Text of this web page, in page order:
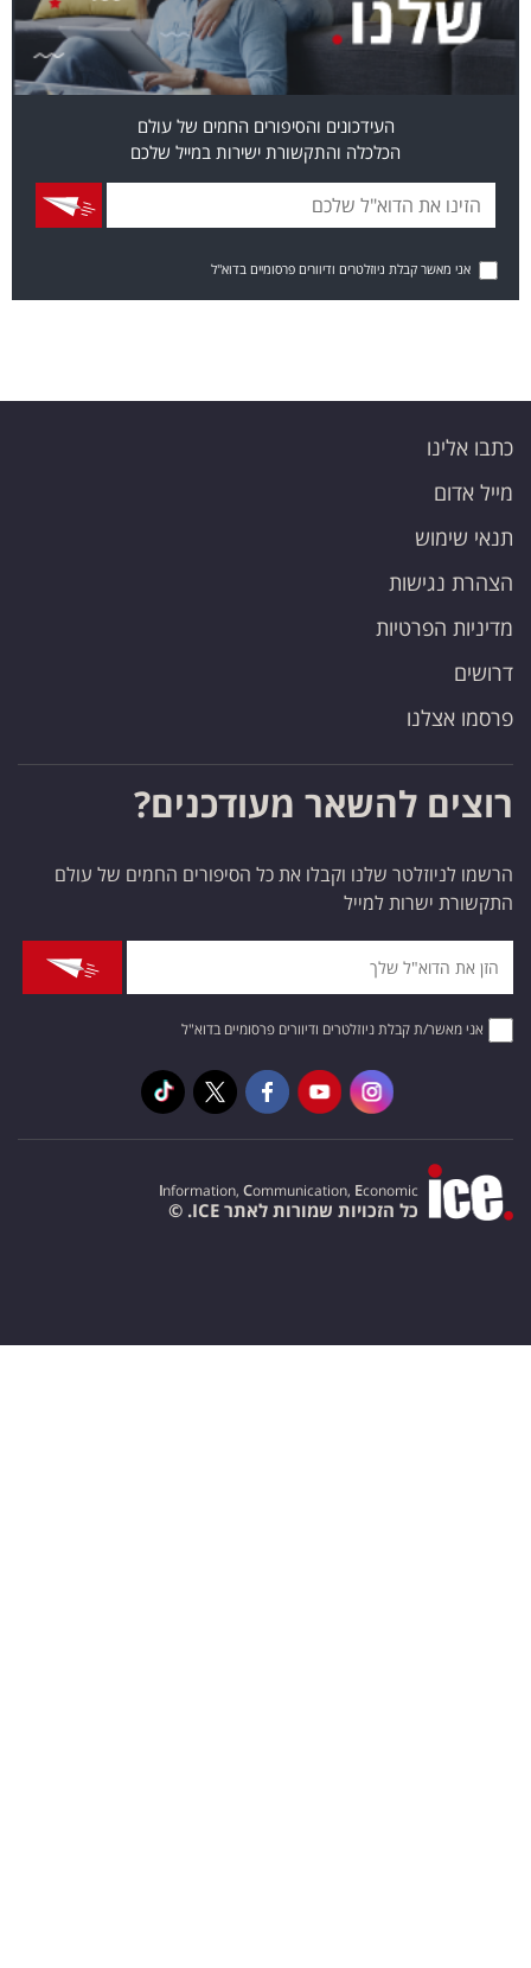
העידכונים והסיפורים החמים של עולם
הכלכלה והתקשורת ישירות במייל שלכם
אני מאשר קבלת ניוזלטרים ודיוורים פרסומיים בדוא"ל
כתבו אלינו
מייל אדום
תנאי שימוש
הצהרת נגישות
מדיניות הפרטיות
דרושים
פרסמו אצלנו
רוצים להשאר מעודכנים?
הרשמו לניוזלטר שלנו וקבלו את כל הסיפורים החמים של עולם
התקשורת ישרות למייל
אני מאשר/ת קבלת ניוזלטרים ודיוורים פרסומיים בדוא"ל
Information, Communication, Economic
כל הזכויות שמורות לאתר ICE. ©